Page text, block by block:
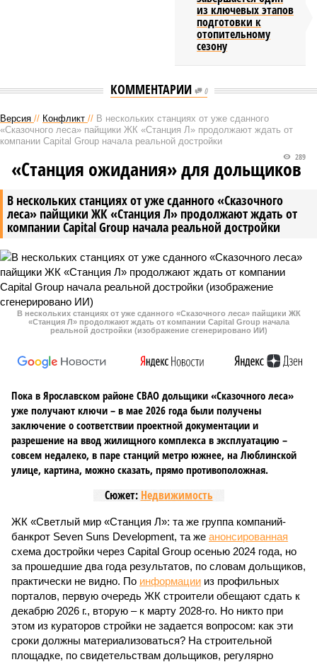
из ключевых этапов
подготовки к
отопительному
сезону
КОММЕНТАРИИ 0
Версия // Конфликт // В нескольких станциях от уже сданного
«Сказочного леса» пайщики ЖК «Станция Л» продолжают ждать от
компании Capital Group начала реальной достройки
В нескольких станциях от уже сданного «Сказочного
леса» пайщики ЖК «Станция Л» продолжают ждать от
компании Capital Group начала реальной достройки
289
«Станция ожидания» для дольщиков
В нескольких станциях от уже сданного «Сказочного леса» пайщики ЖК
«Станция Л» продолжают ждать от компании Capital Group начала
реальной достройки (изображение сгенерировано ИИ)
Пока в Ярославском районе СВАО дольщики «Сказочного леса»
уже получают ключи – в мае 2026 года были получены
заключение о соответствии проектной документации и
разрешение на ввод жилищного комплекса в эксплуатацию –
совсем недалеко, в паре станций метро южнее, на Люблинской
улице, картина, можно сказать, прямо противоположная.
Сюжет: Недвижимость
ЖК «Светлый мир «Станция Л»: та же группа компаний-
банкрот Seven Suns Development, та же анонсированная
схема достройки через Capital Group осенью 2024 года, но
за прошедшие два года результатов, по словам дольщиков,
практически не видно. По информации из профильных
порталов, первую очередь ЖК строители обещают сдать к
декабрю 2026 г., вторую – к марту 2028-го. Но никто при
этом из кураторов стройки не задается вопросом: как эти
сроки должны материализоваться? На строительной
площадке, по свидетельствам дольщиков, регулярно